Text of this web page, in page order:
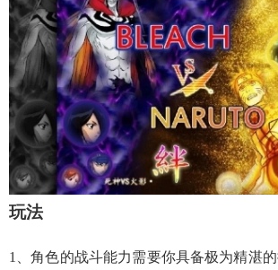
玩法
1、角色的战斗能力需要你具备极为精湛